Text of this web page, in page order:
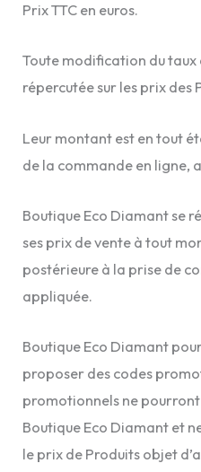
Prix TTC en euros.
Toute modification du
répercutée sur les prix des
Leur montant est en tout
de la commande en ligne,
Boutique Eco Diamant se
ses prix de vente à tout
postérieure à la prise de
appliquée.
Boutique Eco Diamant
proposer des codes
promotionnels ne
Boutique Eco Diamant et
le prix de Produits objet